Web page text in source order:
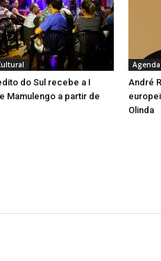
do Sul recebe a I
Mamulengo a partir de
André
Olinda